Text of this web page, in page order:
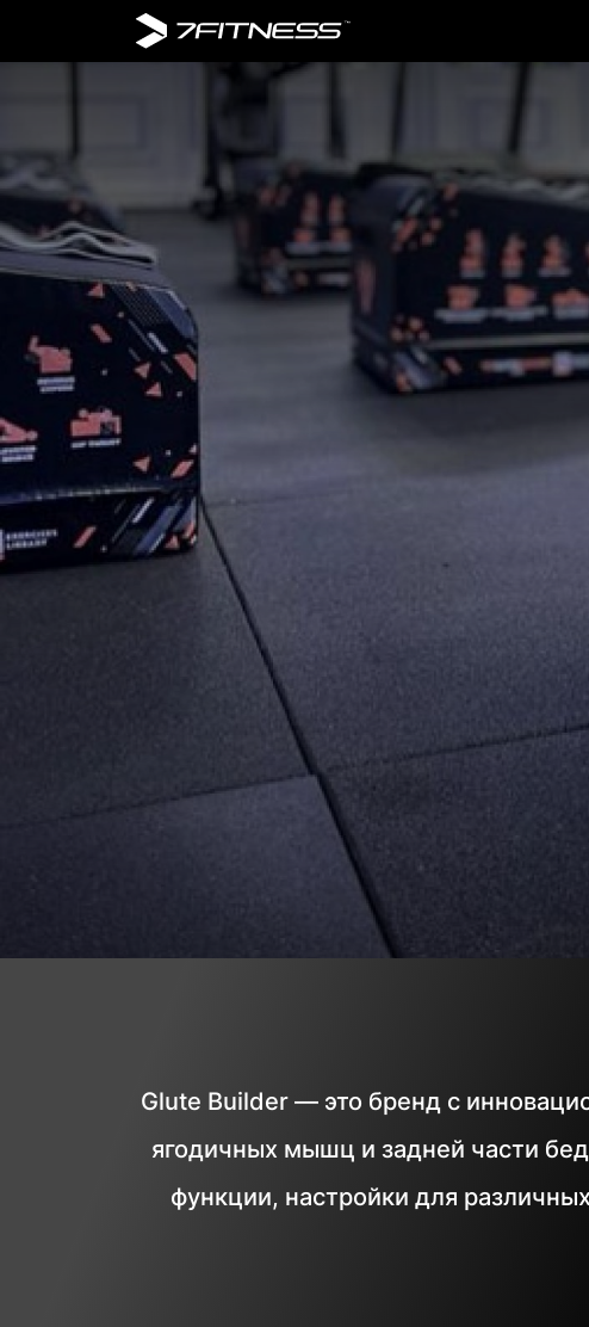
Glute Builder — это бренд с
ягодичных мышц и задней части
функции, настройки для